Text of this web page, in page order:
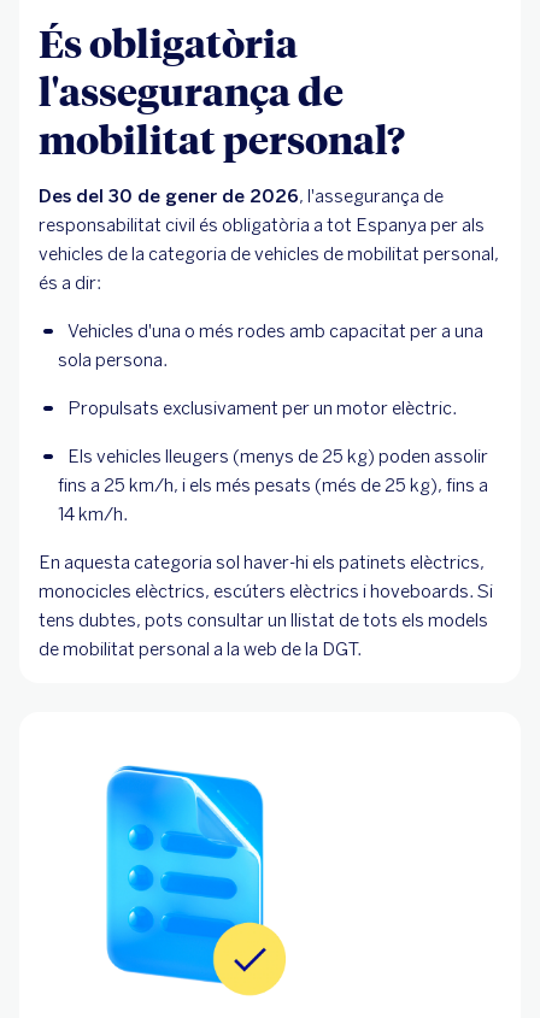
És obligatòria
l'assegurança de
mobilitat personal?
Des del 30 de gener de 2026, l'assegurança de
responsabilitat civil és obligatòria a tot Espanya per als
vehicles de la categoria de vehicles de mobilitat personal,
és a dir:
Vehicles d'una o més rodes amb capacitat per a una
sola persona.
Propulsats exclusivament per un motor elèctric.
Els vehicles lleugers (menys de 25 kg) poden assolir
fins a 25 km/h, i els més pesats (més de 25 kg), fins a
14 km/h.
En aquesta categoria sol haver-hi els patinets elèctrics,
monocicles elèctrics, escúters elèctrics i hoveboards. Si
tens dubtes, pots consultar un llistat de tots els models
de mobilitat personal a la web de la DGT.